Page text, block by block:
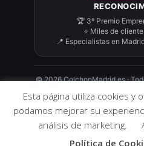
🏆 3º Premio
⭐ Miles de
📍 Especialistas en
©2026ColchonMadrid.es ·
Esta página utiliza cookies y
podamos mejorar su
análisis de marketing.
Política de